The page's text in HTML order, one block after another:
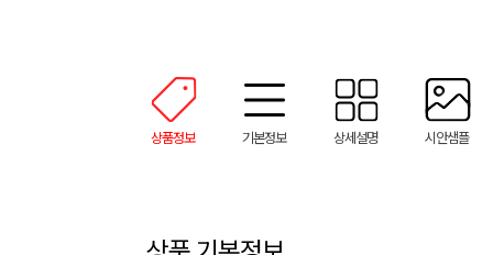
상품정보 기본정보 상세설명 시안샘플